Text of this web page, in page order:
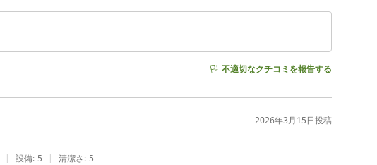
不適切なクチコミを報告する
2026年3月15日投稿
| 設備: 5 | 清潔さ: 5